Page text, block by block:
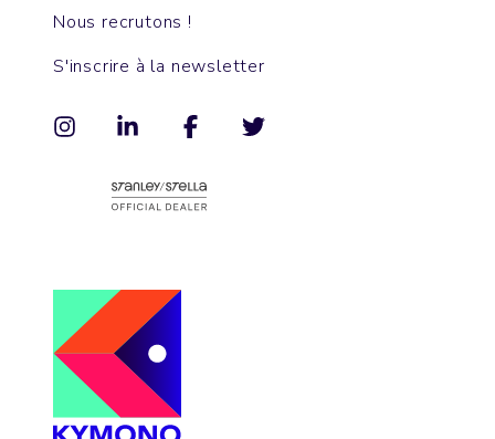
Nous recrutons !
S'inscrire à la newsletter